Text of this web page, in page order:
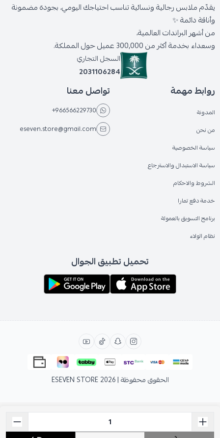
يقدّم ملابس رجالية ونسائية تناسب احتياجك اليومي، بجودة مضمونة
وأناقة دائمة ✨
من أشهر البراندات العالمية،
وسعداء بخدمة أكثر من 300,000 عميل حول المملكة.
السجل التجاري
2031106284
روابط مهمة
المدونة
من نحن
سياسة الخصوصية
سياسة الاستبدال والاسترجاع
الشروط والاحكام
خدمة دفع تمارا
برنامج التسويق بالعمولة
نظام الولاء
تواصل معنا
+966566229730
eseven.store@gmail.com
تحميل تطبيق الجوال
الحقوق محفوظة | 2026 ESEVEN STORE